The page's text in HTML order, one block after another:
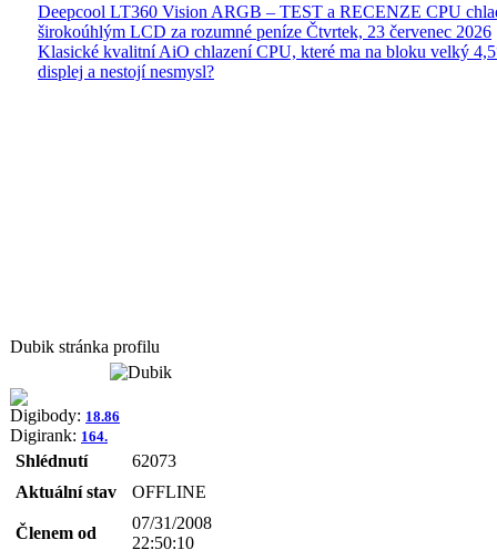
Deepcool LT360 Vision ARGB – TEST a RECENZE CPU
širokoúhlým LCD za rozumné peníze Čtvrtek, 23 červenec 2026
Klasické kvalitní AiO chlazení CPU, které ma na bloku velký
displej a nestojí nesmysl?
Dubik stránka profilu
Digibody: 18.86
Digirank: 164.
Shlédnutí
62073
Aktuální stav
OFFLINE
Členem od
07/31/2008
22:50:10